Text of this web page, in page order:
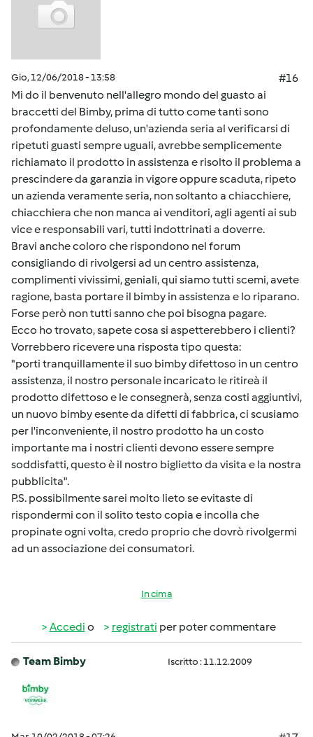
Gio, 12/06/2018 - 13:58
#16
Mi do il benvenuto nell'allegro mondo del guasto ai
braccetti del Bimby, prima di tutto come tanti sono
profondamente deluso, un'azienda seria al verificarsi di
ripetuti guasti sempre uguali, avrebbe semplicemente
richiamato il prodotto in assistenza e risolto il problema a
prescindere da garanzia in vigore oppure scaduta, ripeto
un azienda veramente seria, non soltanto a chiacchiere,
chiacchiera che non manca ai venditori, agli agenti ai sub
vice e responsabili vari, tutti indottrinati a doverre.
Bravi anche coloro che rispondono nel forum
consigliando di rivolgersi ad un centro assistenza,
complimenti vivissimi, geniali, qui siamo tutti scemi, avete
ragione, basta portare il bimby in assistenza e lo riparano.
Forse però non tutti sanno che poi bisogna pagare.
Ecco ho trovato, sapete cosa si aspetterebbero i clienti?
Vorrebbero ricevere una risposta tipo questa:
"porti tranquillamente il suo bimby difettoso in un centro
assistenza, il nostro personale incaricato le ritireà il
prodotto difettoso e le consegnerà, senza costi aggiuntivi,
un nuovo bimby esente da difetti di fabbrica, ci scusiamo
per l'inconveniente, il nostro prodotto ha un costo
importante ma i nostri clienti devono essere sempre
soddisfatti, questo è il nostro biglietto da visita e la nostra
pubblicita".
P.S. possibilmente sarei molto lieto se evitaste di
rispondermi con il solito testo copia e incolla che
propinate ogni volta, credo proprio che dovrò rivolgermi
ad un associazione dei consumatori.
In cima
Accedi o registrati per poter commentare
Team Bimby Iscritto : 11.12.2009